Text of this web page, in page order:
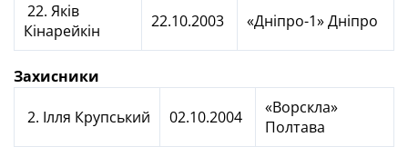
22. Яків
Кінарейкін
22.10.2003 «Дніпро-1» Дніпро
Захисники
2. Ілля Крупський 02.10.2004
«Ворскла»
Полтава